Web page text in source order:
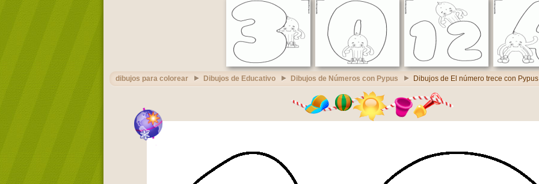
dibujos para colorear Dibujos de Educativo Dibujos de Números con Pypus Dibujos de El número trece con Pypus